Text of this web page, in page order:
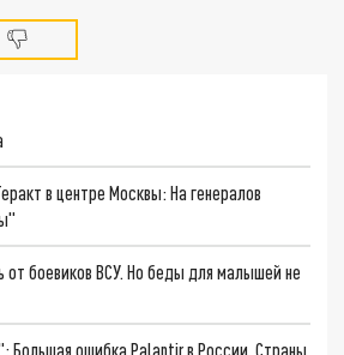
в центре Москвы: На генералов
от боевиков ВСУ. Но беды для малышей не
Большая ошибка Palantir в России. Страны